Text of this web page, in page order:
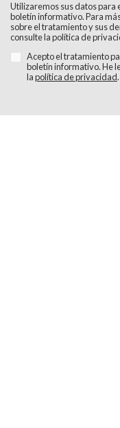
Utilizaremos sus datos para
boletín informativo. Para
sobre el tratamiento y sus
consulte la política de
Acepto el tratamiento
boletín informativo. He
lapolítica de privacidad.